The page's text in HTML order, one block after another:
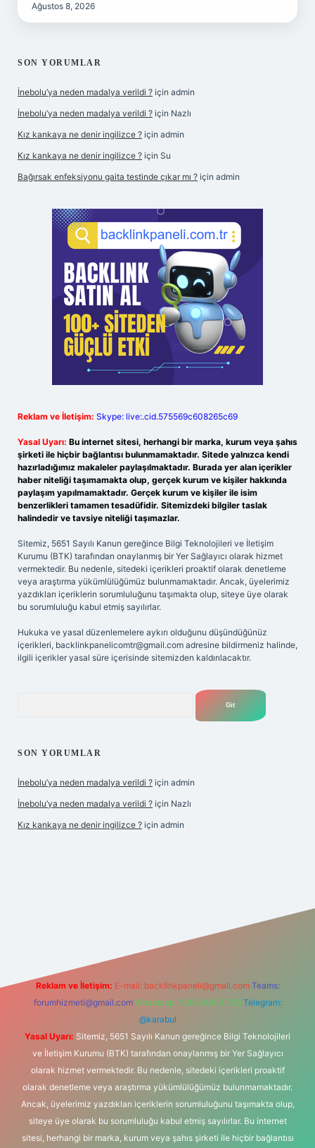
Ağustos 8, 2026
SON YORUMLAR
İnebolu’ya neden madalya verildi ? için admin
İnebolu’ya neden madalya verildi ? için Nazlı
Kız kankaya ne denir ingilizce ? için admin
Kız kankaya ne denir ingilizce ? için Su
Bağırsak enfeksiyonu gaita testinde çıkar mı ? için admin
Reklam ve İletişim: Skype: live:.cid.575569c608265c69
Yasal Uyarı: Bu internet sitesi, herhangi bir marka, kurum veya şahıs
şirketi ile hiçbir bağlantısı bulunmamaktadır. Sitede yalnızca kendi
hazırladığımız makaleler paylaşılmaktadır. Burada yer alan içerikler
haber niteliği taşımamakta olup, gerçek kurum ve kişiler hakkında
paylaşım yapılmamaktadır. Gerçek kurum ve kişiler ile isim
benzerlikleri tamamen tesadüfidir. Sitemizdeki bilgiler taslak
halindedir ve tavsiye niteliği taşımazlar.
Sitemiz, 5651 Sayılı Kanun gereğince Bilgi Teknolojileri ve İletişim
Kurumu (BTK) tarafından onaylanmış bir Yer Sağlayıcı olarak hizmet
vermektedir. Bu nedenle, sitedeki içerikleri proaktif olarak denetleme
veya araştırma yükümlülüğümüz bulunmamaktadır. Ancak, üyelerimiz
yazdıkları içeriklerin sorumluluğunu taşımakta olup, siteye üye olarak
bu sorumluluğu kabul etmiş sayılırlar.
Hukuka ve yasal düzenlemelere aykırı olduğunu düşündüğünüz
içerikleri, backlinkpanelicomtr@gmail.com adresine bildirmeniz halinde,
ilgili içerikler yasal süre içerisinde sitemizden kaldırılacaktır.
SON YORUMLAR
İnebolu’ya neden madalya verildi ? için admin
İnebolu’ya neden madalya verildi ? için Nazlı
Kız kankaya ne denir ingilizce ? için admin
Reklam ve İletişim: E-mail: backlinkpaneli@gmail.com Teams:
forumhizmeti@gmail.com Whatsapp: 0262 606 0 726 Telegram:
@karabul
Yasal Uyarı: Sitemiz, 5651 Sayılı Kanun gereğince Bilgi Teknolojileri
ve İletişim Kurumu (BTK) tarafından onaylanmış bir Yer Sağlayıcı
olarak hizmet vermektedir. Bu nedenle, sitedeki içerikleri proaktif
olarak denetleme veya araştırma yükümlülüğümüz bulunmamaktadır.
Ancak, üyelerimiz yazdıkları içeriklerin sorumluluğunu taşımakta olup,
siteye üye olarak bu sorumluluğu kabul etmiş sayılırlar. Bu internet
sitesi, herhangi bir marka, kurum veya şahıs şirketi ile hiçbir bağlantısı